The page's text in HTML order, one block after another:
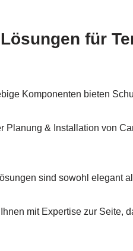
für
Komponenten bieten
Planung & Installation von
sind sowohl elegant
mit Expertise zur Seite,